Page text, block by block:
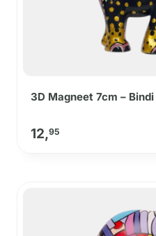
3D Magneet 7cm – Bindi
12,95